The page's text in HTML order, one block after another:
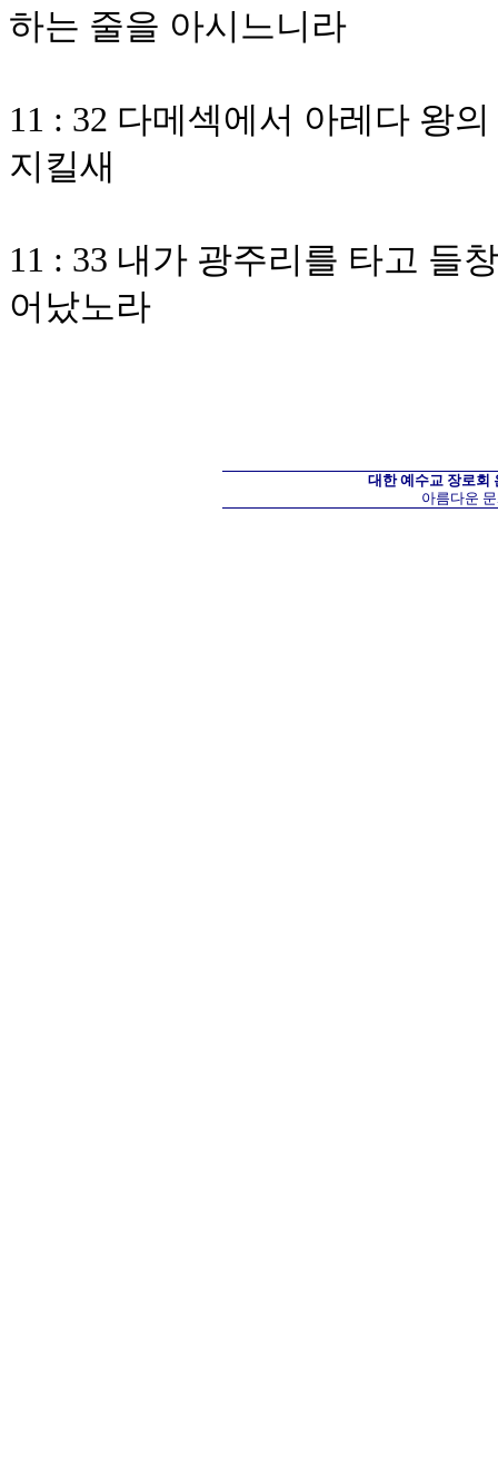
하는 줄을 아시느니라
11 : 32 다메섹에서 아레다 왕
지킬새
11 : 33 내가 광주리를 타고 들
어났노라
대한 예수교 장로회
아름다운